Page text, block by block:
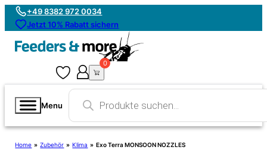
+49 8382 972 0034
Jetzt 10% Rabatt sichern
0
Menu
Products
search
Home » Zubehör » Klima » Exo Terra MONSOON NOZZLES